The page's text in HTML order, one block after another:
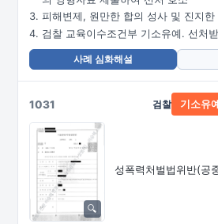
피해변제, 원만한 합의 성사 및 진지한
검찰 교육이수조건부 기소유예. 선처
사례 심화해설
1031
성폭력처벌법위반(공
검찰 기소유